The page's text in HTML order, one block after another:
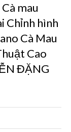
mau
Chỉnh hình
Cà Mau
Cao
ĐẶNG